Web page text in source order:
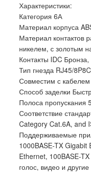
Характеристики:
Категория 6А
Материал корпуса
Материал контактов
никелем, с золотым
Контакты IDC
Тип гнезда RJ45/8P8C
Совместим с
Способ заделки
Полоса пропускания
Соответствие
Category Cat.6A, and
Поддерживаемые
1000BASE-TX
Ethernet, 100BASE-
голос, видео и